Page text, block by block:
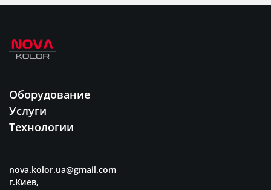
Оборудование
Услуги
Технологии
nova.kolor.ua@gmail.com
г.Киев,